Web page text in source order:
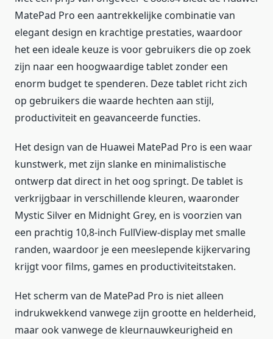
MatePad Pro een aantrekkelijke combinatie van
elegant design en krachtige prestaties, waardoor
het een ideale keuze is voor gebruikers die op zoek
zijn naar een hoogwaardige tablet zonder een
enorm budget te spenderen. Deze tablet richt zich
op gebruikers die waarde hechten aan stijl,
productiviteit en geavanceerde functies.
Het design van de Huawei MatePad Pro is een waar
kunstwerk, met zijn slanke en minimalistische
ontwerp dat direct in het oog springt. De tablet is
verkrijgbaar in verschillende kleuren, waaronder
Mystic Silver en Midnight Grey, en is voorzien van
een prachtig 10,8-inch FullView-display met smalle
randen, waardoor je een meeslepende kijkervaring
krijgt voor films, games en productiviteitstaken.
Het scherm van de MatePad Pro is niet alleen
indrukwekkend vanwege zijn grootte en helderheid,
maar ook vanwege de kleurnauwkeurigheid en